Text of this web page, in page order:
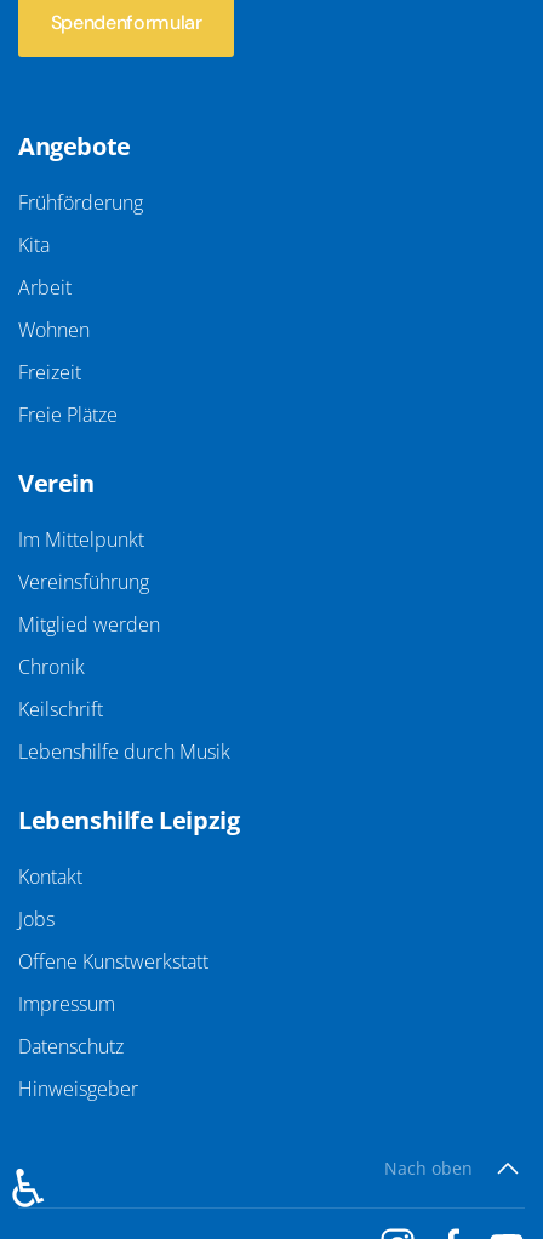
Spendenformular
Angebote
Frühförderung
Kita
Arbeit
Wohnen
Freizeit
Freie Plätze
Verein
Im Mittelpunkt
Vereinsführung
Mitglied werden
Chronik
Keilschrift
Lebenshilfe durch Musik
Lebenshilfe Leipzig
Kontakt
Jobs
Offene Kunstwerkstatt
Impressum
Datenschutz
Hinweisgeber
Nach oben